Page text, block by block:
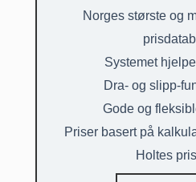
Norges største og
Systemet
Dra- og slipp-
Gode og
Priser basert på
Holtes